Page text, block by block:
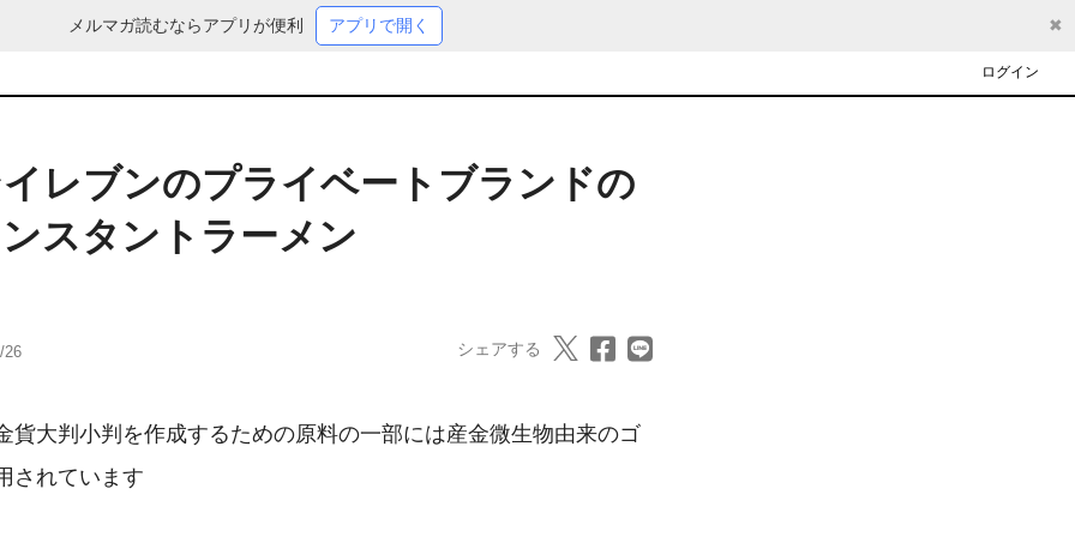
メルマガ読むならアプリが便利 アプリで開く ✖
ログイン
レブンのプライベートブランドの
スタントラーメン
26 シェアする
貨大判小判を作成するための原料の一部には産金微生物由来のゴ
されています